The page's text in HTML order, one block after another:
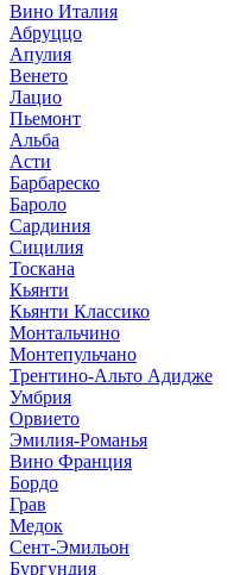
Вино Италия
Абруццо
Апулия
Венето
Лацио
Пьемонт
Альба
Асти
Барбареско
Бароло
Сардиния
Сицилия
Тоскана
Кьянти
Кьянти Классико
Монтальчино
Монтепульчано
Трентино-Альто Адидже
Умбрия
Орвието
Эмилия-Романья
Вино Франция
Бордо
Грав
Медок
Сент-Эмильон
Бургундия